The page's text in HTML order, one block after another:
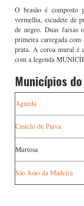
O brasão é composto
vermelha, escudete de
de negro. Duas faixas
primeira carregada com
prata. A coroa mural é
com a legenda
Municípios
Águeda
Castelo de Paiva
Murtosa
São João da Madeira